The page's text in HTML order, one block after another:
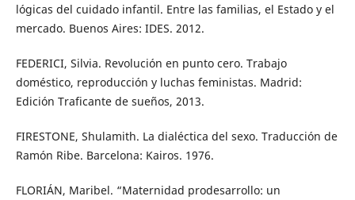
lógicas del cuidado infantil. Entre las familias, el Estado y el
mercado. Buenos Aires: IDES. 2012.
FEDERICI, Silvia. Revolución en punto cero. Trabajo
doméstico, reproducción y luchas feministas. Madrid:
Edición Traficante de sueños, 2013.
FIRESTONE, Shulamith. La dialéctica del sexo. Traducción de
Ramón Ribe. Barcelona: Kairos. 1976.
FLORIÁN, Maribel. “Maternidad prodesarrollo: un